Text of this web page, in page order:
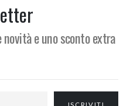
e uno sconto extra